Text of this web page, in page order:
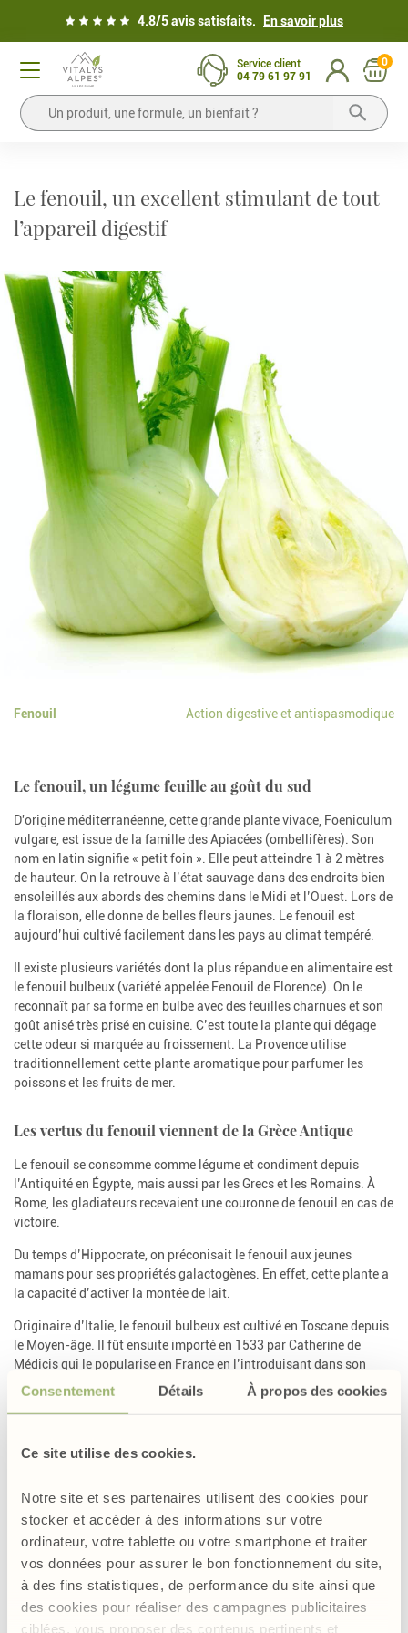
Consentement Détails À propos des cookies
Ce site utilise des cookies.
Notre site et ses partenaires utilisent des cookies pour
stocker et accéder à des informations sur votre
ordinateur, votre tablette ou votre smartphone et traiter
vos données pour assurer le bon fonctionnement du site,
à des fins statistiques, de performance du site ainsi que
des cookies pour réaliser des campagnes publicitaires
ciblées, vous proposer des contenus pertinents et
4.8/5 avis satisfaits. En savoir plus
Service client
04 79 61 97 91
0
Le fenouil, un excellent stimulant de tout
l’appareil digestif
Fenouil Action digestive et antispasmodique
Le fenouil, un légume feuille au goût du sud
D'origine méditerranéenne, cette grande plante vivace, Foeniculum
vulgare, est issue de la famille des Apiacées (ombellifères). Son
nom en latin signifie « petit foin ». Elle peut atteindre 1 à 2 mètres
de hauteur. On la retrouve à l’état sauvage dans des endroits bien
ensoleillés aux abords des chemins dans le Midi et l’Ouest. Lors de
la floraison, elle donne de belles fleurs jaunes. Le fenouil est
aujourd’hui cultivé facilement dans les pays au climat tempéré.
Il existe plusieurs variétés dont la plus répandue en alimentaire est
le fenouil bulbeux (variété appelée Fenouil de Florence). On le
reconnaît par sa forme en bulbe avec des feuilles charnues et son
goût anisé très prisé en cuisine. C’est toute la plante qui dégage
cette odeur si marquée au froissement. La Provence utilise
traditionnellement cette plante aromatique pour parfumer les
poissons et les fruits de mer.
Les vertus du fenouil viennent de la Grèce Antique
Le fenouil se consomme comme légume et condiment depuis
l’Antiquité en Égypte, mais aussi par les Grecs et les Romains. À
Rome, les gladiateurs recevaient une couronne de fenouil en cas de
victoire.
Du temps d’Hippocrate, on préconisait le fenouil aux jeunes
mamans pour ses propriétés galactogènes. En effet, cette plante a
la capacité d’activer la montée de lait.
Originaire d’Italie, le fenouil bulbeux est cultivé en Toscane depuis
le Moyen-âge. Il fût ensuite importé en 1533 par Catherine de
Médicis qui le popularise en France en l’introduisant dans son
potager. Il reste encore de nos jours un légume phare dans la
Des graines pour soulager le système digestif
digestives en phytothérapie grâce à sa concentration en huile
essentielle. Il constitue ainsi un excellent stimulant de tout
l’appareil digestif. Antispasmodique, il limite les gênes
intestinales et les sensations de ballonnements. Cette plante
convient donc aux personnes qui présentent uninconfort digestif
Le fenouil est aussi réputé pour soutenir l'appétit et contribuer aux